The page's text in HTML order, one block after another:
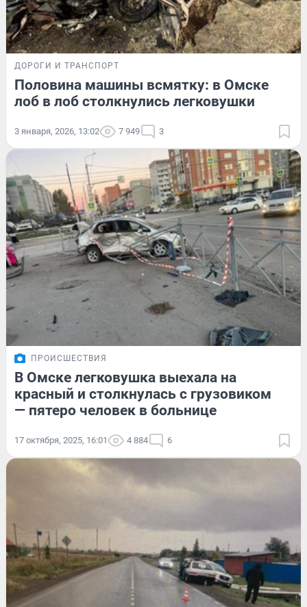
ДОРОГИ И ТРАНСПОРТ
Половина машины всмятку: в Омске
лоб в лоб столкнулись легковушки
3 января, 2026, 13:02 7 949 3
ПРОИСШЕСТВИЯ
В Омске легковушка выехала на
красный и столкнулась с грузовиком
— пятеро человек в больнице
17 октября, 2025, 16:01 4 884 6